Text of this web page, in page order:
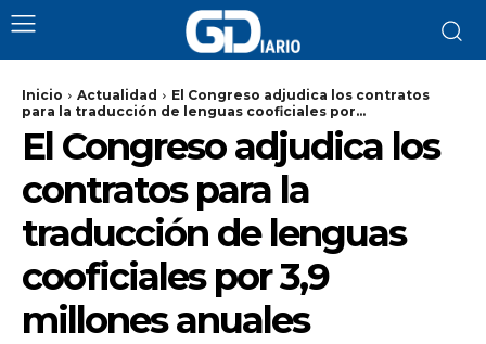
Inicio Actualidad
El Congreso adjudica los contratos
para la traducción de lenguas cooficiales por...
El Congreso adjudica los
contratos para la
traducción de lenguas
cooficiales por 3,9
millones anuales